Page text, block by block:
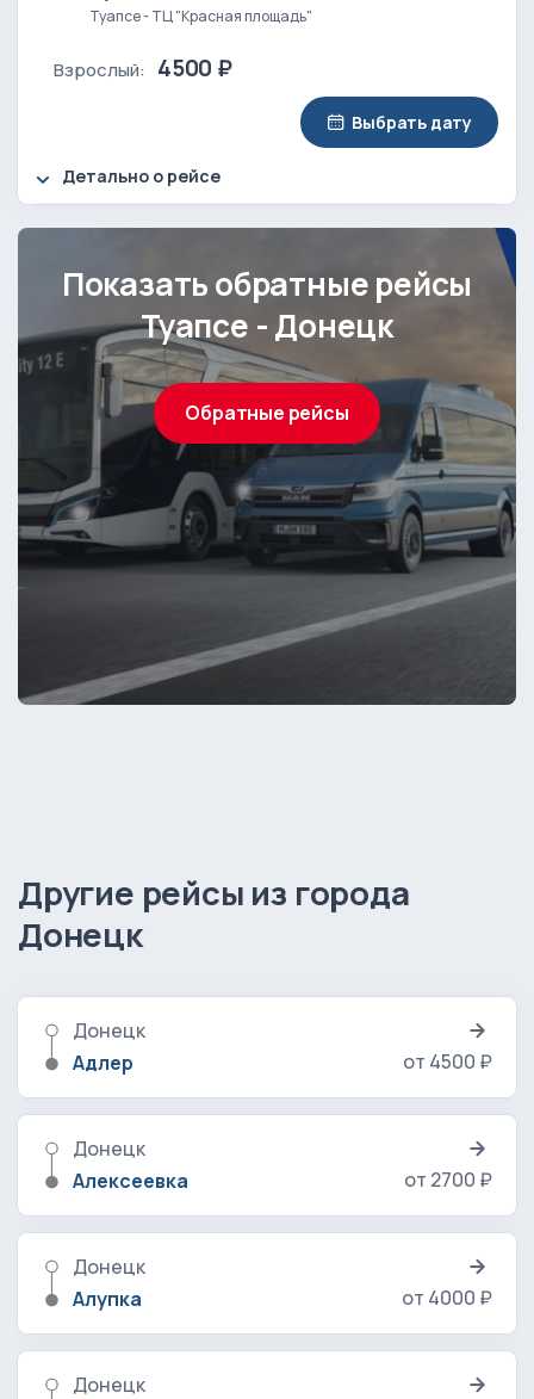
Туапсе - ТЦ "Красная площадь"
Взрослый: 4500 ₽
Выбрать дату
Детально о рейсе
Показать обратные рейсы
Туапсе - Донецк
Обратные рейсы
Другие рейсы из города
Донецк
Донецк
Адлер
от 4500 ₽
Донецк
Алексеевка
от 2700 ₽
Донецк
Алупка
от 4000 ₽
Донецк